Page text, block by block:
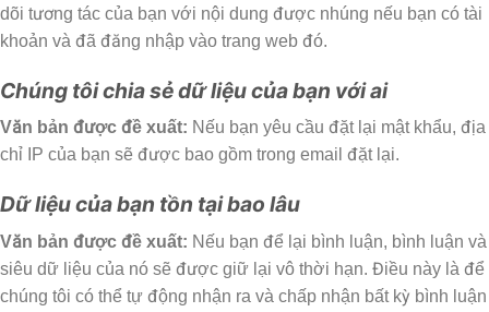
dõi tương tác của bạn với nội dung được nhúng nếu bạn có tài
khoản và đã đăng nhập vào trang web đó.
Chúng tôi chia sẻ dữ liệu của bạn với ai
Văn bản được đề xuất: Nếu bạn yêu cầu đặt lại mật khẩu, địa
chỉ IP của bạn sẽ được bao gồm trong email đặt lại.
Dữ liệu của bạn tồn tại bao lâu
Văn bản được đề xuất: Nếu bạn để lại bình luận, bình luận và
siêu dữ liệu của nó sẽ được giữ lại vô thời hạn. Điều này là để
chúng tôi có thể tự động nhận ra và chấp nhận bất kỳ bình luận